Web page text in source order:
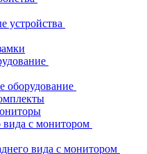
устройства
оборудование
вида с монитором
вида с монитором